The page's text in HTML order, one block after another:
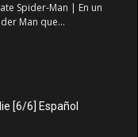
Spider-Man | En un
Man que...
[6/6] Español